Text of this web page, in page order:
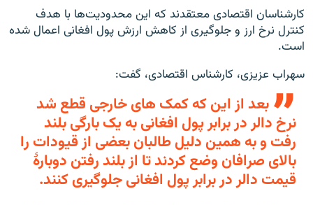
کارشناسان اقتصادی معتقدند که این محدودیت‌ها با هدف
کنترل نرخ ارز و جلوگیری از کاهش ارزش پول افغانی اعمال شده
است.
سهراب عزیزی، کارشناس اقتصادی، گفت:
بعد از این که کمک های خارجی قطع شد
نرخ دالر در برابر پول افغانی به یک بارگی بلند
رفت و به همین دلیل طالبان بعضی از قیودات را
بالای صرافان وضع کردند تا از بلند رفتن دوبارۀ
قیمت دالر در برابر پول افغانی جلوگیری کنند.